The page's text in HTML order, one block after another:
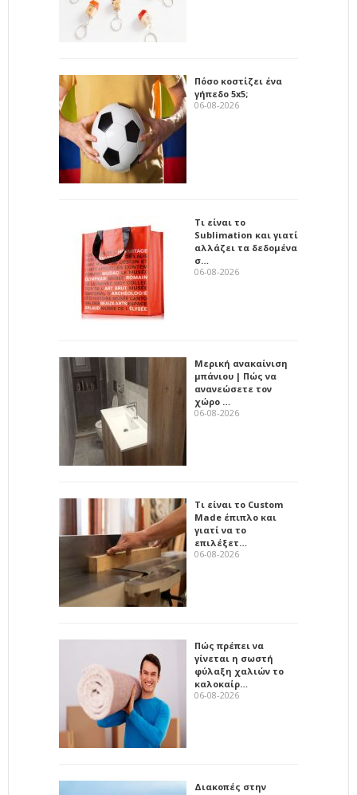
Πόσο κοστίζει ένα
γήπεδο 5x5;
06-08-2026
Τι είναι το
Sublimation και γιατί
αλλάζει τα δεδομένα
σ…
06-08-2026
Μερική ανακαίνιση
μπάνιου | Πώς να
ανανεώσετε τον
χώρο …
06-08-2026
Τι είναι το Custom
Made έπιπλο και
γιατί να το
επιλέξετ…
06-08-2026
Πώς πρέπει να
γίνεται η σωστή
φύλαξη χαλιών το
καλοκαίρ…
06-08-2026
Διακοπές στην